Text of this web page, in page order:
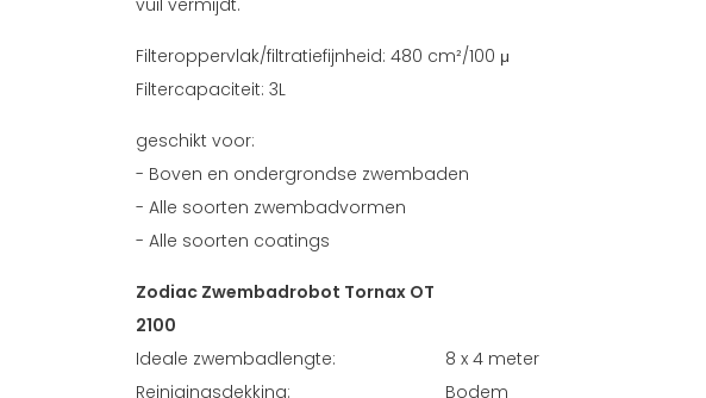
vuil vermijdt.
Filteroppervlak/filtratiefijnheid: 480 cm²/100 μ
Filtercapaciteit: 3L
geschikt voor:
- Boven en ondergrondse zwembaden
- Alle soorten zwembadvormen
- Alle soorten coatings
Zodiac Zwembadrobot Tornax OT
2100
Ideale zwembadlengte:
8 x 4 meter
Reinigingsdekking:
Bodem